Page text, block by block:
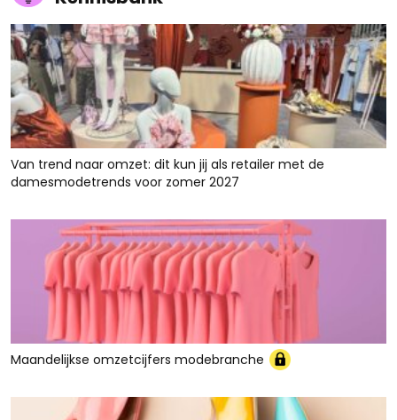
Van trend naar omzet: dit kun jij als retailer met de
damesmodetrends voor zomer 2027
Maandelijkse omzetcijfers modebranche